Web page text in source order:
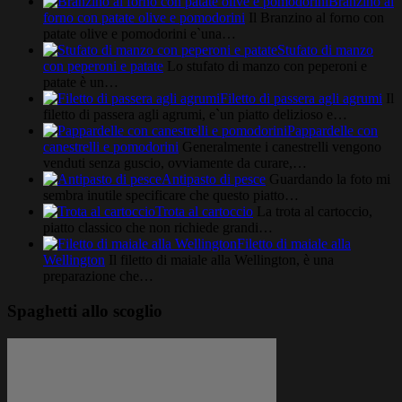
forno con patate olive e pomodorini Il Branzino al forno con
patate olive e pomodorini e`una…
Stufato di manzo
con peperoni e patate Lo stufato di manzo con peperoni e
patate è un…
Filetto di passera agli agrumi Il
filetto di passera agli agrumi, e`un piatto delizioso e…
Pappardelle con
canestrelli e pomodorini Generalmente i canestrelli vengono
venduti senza guscio, ovviamente da curare,…
Antipasto di pesce Guardando la foto mi
sembra inutile specificare che questo piatto…
Trota al cartoccio La trota al cartoccio,
piatto classico che non richiede grandi…
Filetto di maiale alla
Wellington Il filetto di maiale alla Wellington, è una
preparazione che…
Spaghetti allo scoglio